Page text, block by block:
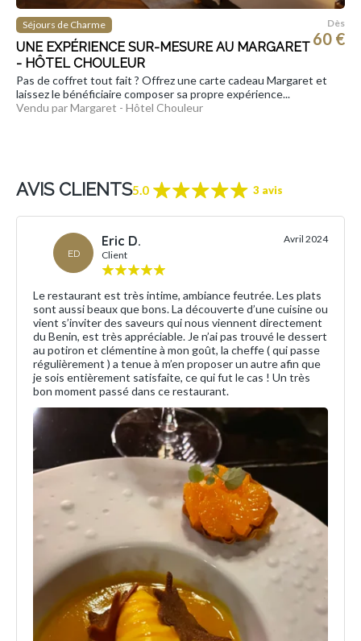
Séjours de Charme
UNE EXPÉRIENCE SUR-MESURE AU MARGARET
- HÔTEL CHOULEUR
Dès
60 €
Pas de coffret tout fait ? Offrez une carte cadeau Margaret et
laissez le bénéficiaire composer sa propre expérience...
Vendu par Margaret - Hôtel Chouleur
AVIS CLIENTS5.0 3 avis
ED
Eric D.
Client
Avril 2024
Le restaurant est très intime, ambiance feutrée. Les plats
sont aussi beaux que bons. La découverte d’une cuisine ou
vient s’inviter des saveurs qui nous viennent directement
du Benin, est très appréciable. Je n’ai pas trouvé le dessert
au potiron et clémentine à mon goût, la cheffe ( qui passe
régulièrement ) a tenue à m’en proposer un autre afin que
je sois entièrement satisfaite, ce qui fut le cas ! Un très
bon moment passé dans ce restaurant.